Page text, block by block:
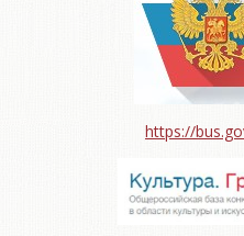
https://